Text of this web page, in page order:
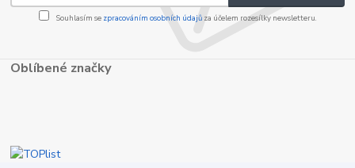
Souhlasím se zpracováním osobních údajůza účelem rozesílky newsletteru.
Oblíbené značky